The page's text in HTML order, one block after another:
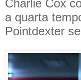
Charlie Cox
a quarta
Pointdexter